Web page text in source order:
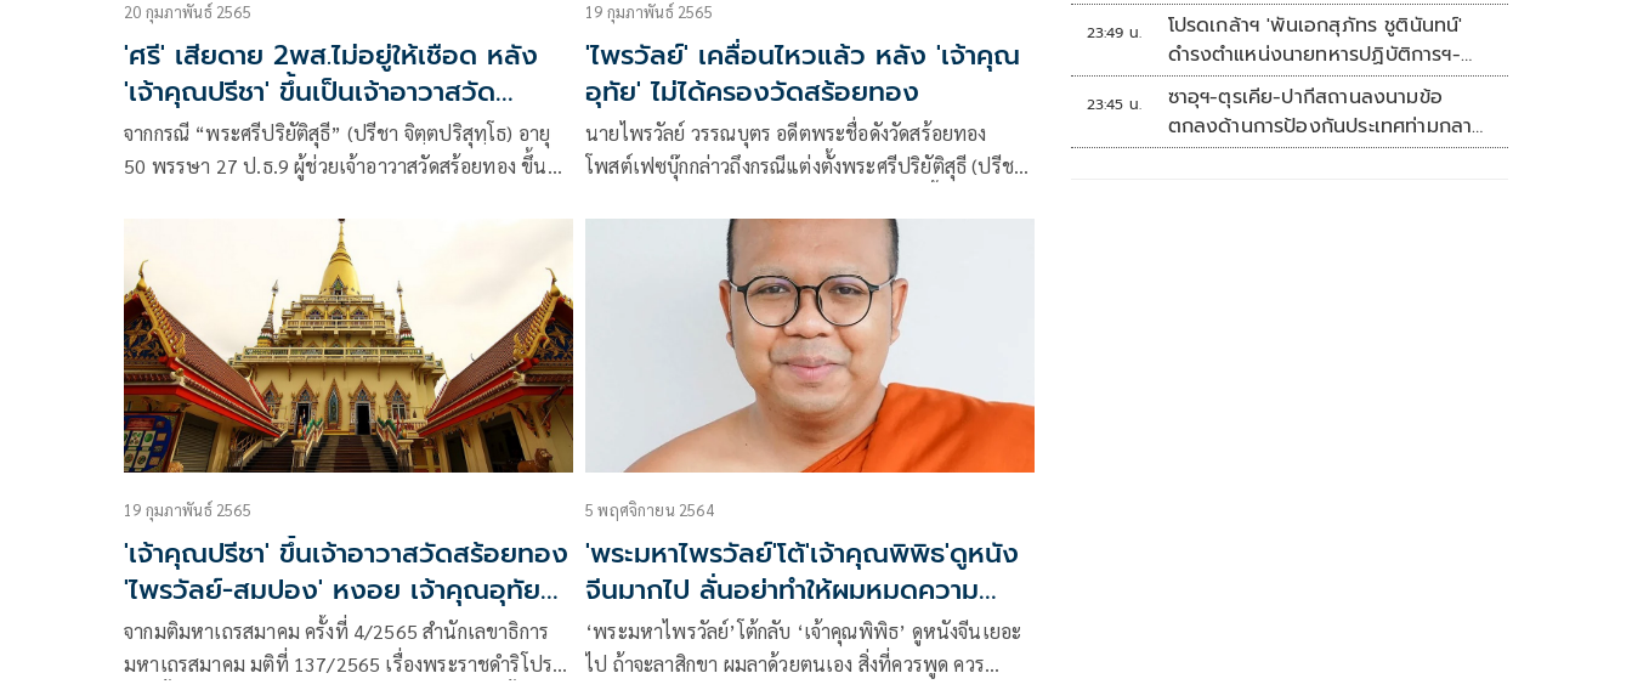
20 กุมภาพันธ์ 2565
'ศรี' เสียดาย 2พส.ไม่อยู่ให้เชือด หลัง
'เจ้าคุณปรีชา' ขึ้นเป็นเจ้าอาวาสวัด
สร้อยทอง
จากกรณี “พระศรีปริยัติสุธี” (ปรีชา จิตฺตปริสุทฺโธ) อายุ
50 พรรษา 27 ป.ธ.9 ผู้ช่วยเจ้าอาวาสวัดสร้อยทอง ขึ้น
19 กุมภาพันธ์ 2565
'ไพรวัลย์' เคลื่อนไหวแล้ว หลัง 'เจ้าคุณ
อุทัย' ไม่ได้ครองวัดสร้อยทอง
นายไพรวัลย์ วรรณบุตร อดีตพระชื่อดังวัดสร้อยทอง
โพสต์เฟซบุ๊กกล่าวถึงกรณีแต่งตั้งพระศรีปริยัติสุธี (ปรีชา
อาวาสวัด ซึ่งไม่ใช่ชื่อ พระราชปัญญาสุธี หรือ ท่านเจ้า
คุณอุทัย ตามที่นายไพรวัลย์ วรรณบุตร และนายสมปอง
นครไธสง ให้การสนับสนุนมาตลอด
19 กุมภาพันธ์ 2565
'เจ้าคุณปรีชา' ขึ้นเจ้าอาวาสวัดสร้อยทอง
'ไพรวัลย์-สมปอง' หงอย เจ้าคุณอุทัย
หลุดโผ
จากมติมหาเถรสมาคม ครั้งที่ 4/2565 สำนักเลขาธิการ
มหาเถรสมาคม มติที่ 137/2565 เรื่องพระราชดำริโปรด
5 พฤศจิกายน 2564
'พระมหาไพรวัลย์'โต้'เจ้าคุณพิพิธ'ดูหนัง
จีนมากไป ลั่นอย่าทำให้ผมหมดความ
นับถือ
‘พระมหาไพรวัลย์’โต้กลับ ‘เจ้าคุณพิพิธ’ ดูหนังจีนเยอะ
ไป ถ้าจะลาสิกขา ผมลาด้วยตนเอง สิ่งที่ควรพูด ควร
23:49 น.
โปรดเกล้าฯ 'พันเอกสุภัทร ชูตินันทน์'
ดำรงตำแหน่งนายทหารปฏิบัติการฯ-
พระราชทานยศ 'พลตรี'
23:45 น.
ซาอุฯ-ตุรเคีย-ปากีสถานลงนามข้อ
ตกลงด้านการป้องกันประเทศท่ามกลาง
สงครามในภูมิภาค